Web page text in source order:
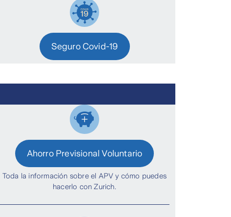
Seguro Covid-19
Ahorro Previsional Voluntario
Toda la información sobre el APV y cómo puedes
hacerlo con Zurich.